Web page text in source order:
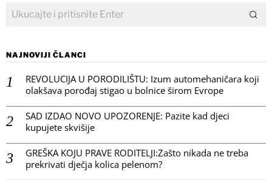
NAJNOVIJI ČLANCI
REVOLUCIJA U PORODILIŠTU: Izum automehaničara koji
olakšava porođaj stigao u bolnice širom Evrope
SAD IZDAO NOVO UPOZORENJE: Pazite kad djeci
kupujete skvišije
GREŠKA KOJU PRAVE RODITELJI:Zašto nikada ne treba
prekrivati dječja kolica pelenom?